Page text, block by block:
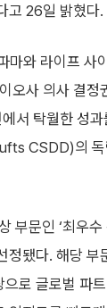
고 26일 밝혔다.
마와 라이프 사
오사 의사 결
서 탁월한 성
CSDD)의
부문인 ‘최우
됐다. 해당 부
로 글로벌 파